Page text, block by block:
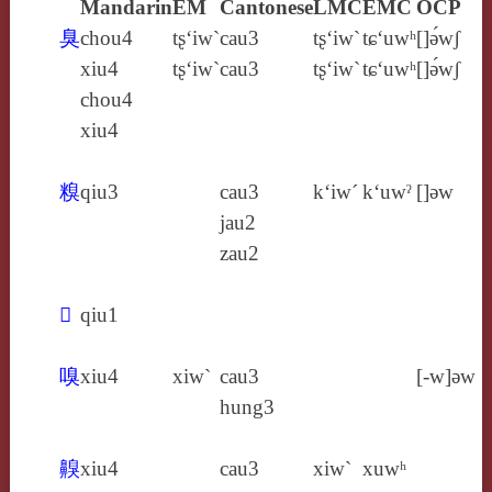
MandarinEM CantoneseLMCEMC OCP
臭chou4
xiu4
chou4
xiu4
tʂ‘iw`
tʂ‘iw`
cau3
cau3
tʂ‘iw`
tʂ‘iw`
tɕ‘uwʰ
tɕ‘uwʰ
[]ə́wʃ
[]ə́wʃ
糗qiu3
cau3
jau2
zau2
k‘iw´ k‘uwˀ []ǝw
𩝠 qiu1
嗅xiu4 xiw` cau3
hung3
[‑w]ǝw
齅xiu4 cau3 xiw` xuwʰ